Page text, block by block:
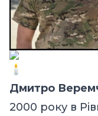
Дмитро
2000 року в